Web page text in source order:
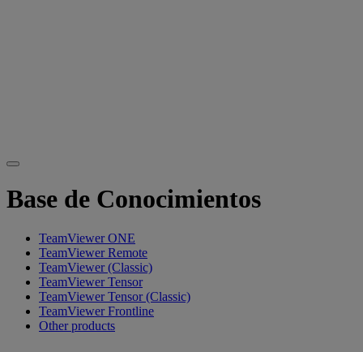
Base de Conocimientos
TeamViewer ONE
TeamViewer Remote
TeamViewer (Classic)
TeamViewer Tensor
TeamViewer Tensor (Classic)
TeamViewer Frontline
Other products